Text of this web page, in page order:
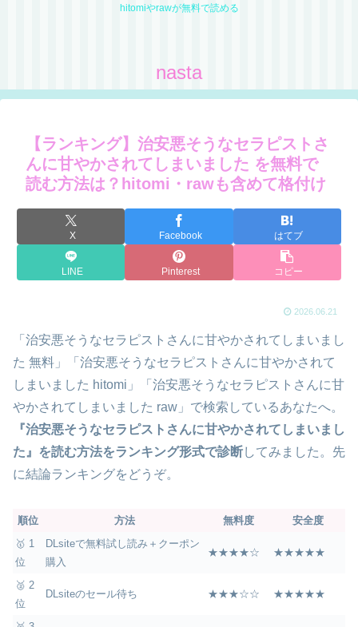
hitomiやrawが無料で読める
nasta
【ランキング】治安悪そうなセラピストさ
んに甘やかされてしまいました を無料で
読む方法は？hitomi・rawも含めて格付け
X Facebook はてブ
LINE Pinterest コピー
2026.06.21
「治安悪そうなセラピストさんに甘やかされてしまいまし
た 無料」「治安悪そうなセラピストさんに甘やかされて
しまいました hitomi」「治安悪そうなセラピストさんに甘
やかされてしまいました raw」で検索しているあなたへ。
『治安悪そうなセラピストさんに甘やかされてしまいまし
た』を読む方法をランキング形式で診断してみました。先
に結論ランキングをどうぞ。
順位 方法 無料度
安全度
🥇 1
位
DLsiteで無料試し読み＋クーポン
購入
★★★★☆ ★★★★★
🥈 2
位
DLsiteのセール待ち ★★★☆☆ ★★★★★